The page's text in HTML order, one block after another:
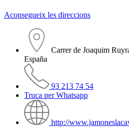
Aconsegueix les direccions
Carrer de Joaquim
España
93 213 74 54
Truca per Whatsapp
http://